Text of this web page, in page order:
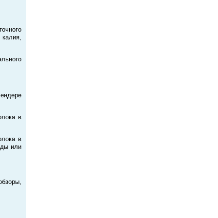
в
в
или